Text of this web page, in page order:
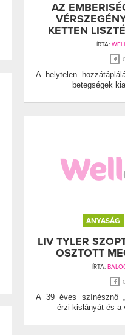
AZ
KETTEN
ÍRTA:
A helytelen
betegségek
ANYASÁG
LIV TYLER
OSZTOTT
ÍRTA:
A 39 éves színésznő
érzi kislányát és a